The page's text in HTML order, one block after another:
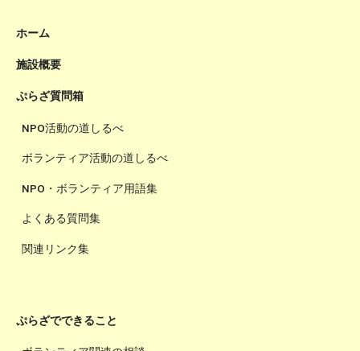
ホーム
施設概要
ぷらざ質問箱
NPO活動の道しるべ
ボランティア活動の道しるべ
NPO・ボランティア用語集
よくある質問集
関連リンク集
ぷらざでできること